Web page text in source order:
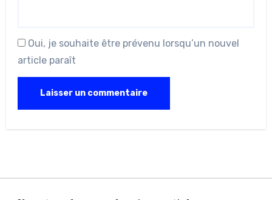
Oui, je souhaite être prévenu lorsqu’un nouvel
article paraît